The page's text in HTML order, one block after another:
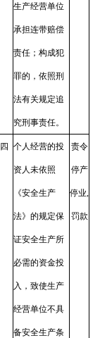
生产经营单位
承担连带赔偿
责任；构成犯
罪的，依照刑
法有关规定追
究刑事责任。
四 个人经营的投
资人未依照
《安全生产
法》的规定保
证安全生产所
必需的资金投
入，致使生产
经营单位不具
备安全生产条
责令
停产
停业,
罚款